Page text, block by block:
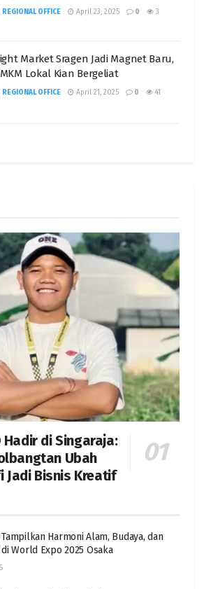
REGIONAL OFFICE April 23, 2025 0 3
Market Sragen Jadi Magnet Baru,
Lokal Kian Bergeliat
REGIONAL OFFICE April 21, 2025 0 41
Hadir di Singaraja:
Ubah
Jadi Bisnis Kreatif
Harmoni Alam, Budaya, dan
World Expo 2025 Osaka